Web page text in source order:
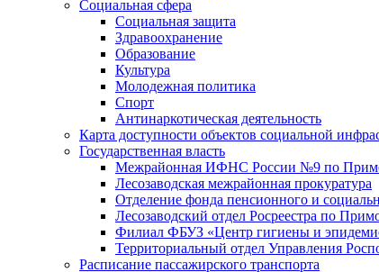
Социальная сфера
Социальная защита
Здравоохранение
Образование
Культура
Молодежная политика
Спорт
Антинаркотическая деятельность
Карта доступности объектов социальной
Государственная власть
Межрайонная ИФНС России №9 по
Лесозаводская межрайонная прокуратура
Отделение фонда пенсионного и
Лесозаводский отдел Росреестра по
Филиал ФБУЗ «Центр гигиены и
Территориальный отдел Управления
Расписание пассажирского транспорта